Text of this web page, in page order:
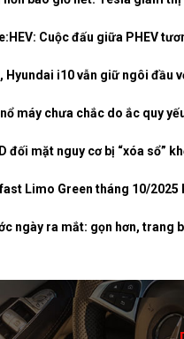
Cuộc đấu giữa PHEV
i10 vẫn giữ ngôi đầu
máy chưa chắc do ắc quy
đối mặt nguy cơ bị “xóa sổ”
Limo Green tháng 10/2025
ngày ra mắt: gọn hơn, trang